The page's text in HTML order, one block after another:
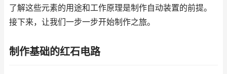
了解这些元素的用途和工作原理是制作自动装置的前提。
接下来，让我们一步一步开始制作之旅。
制作基础的红石电路